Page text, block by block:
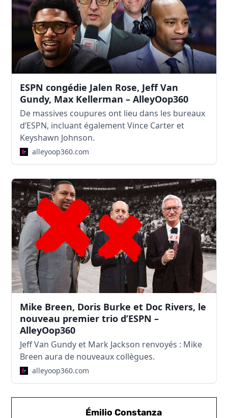
ESPN congédie Jalen Rose, Jeff Van
Gundy, Max Kellerman – AlleyOop360
De massives coupures ont lieu dans les bureaux
d’ESPN, incluant également Vince Carter et
Keyshawn Johnson.
alleyoop360.com
Mike Breen, Doris Burke et Doc Rivers, le
nouveau premier trio d’ESPN –
AlleyOop360
Jeff Van Gundy et Mark Jackson renvoyés : Mike
Breen aura de nouveaux collègues.
alleyoop360.com
Émilio Constanza